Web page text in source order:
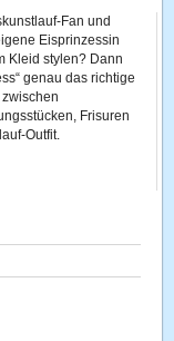
Fan und
Eisprinzessin
Kleid stylen? Dann
genau das richtige
Frisuren
Outfit.